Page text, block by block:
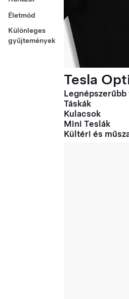
Életmód
Különleges
gyűjtemények
Tesla
Táskák
Kulacsok
Mini Teslák
Kültéri és